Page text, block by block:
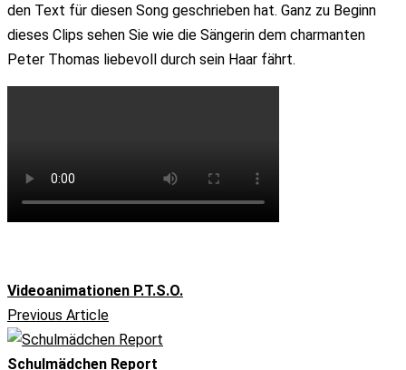
den Text für diesen Song geschrieben hat. Ganz zu Beginn
dieses Clips sehen Sie wie die Sängerin dem charmanten
Peter Thomas liebevoll durch sein Haar fährt.
Videoanimationen P.T.S.O.
Previous Article
Schulmädchen Report